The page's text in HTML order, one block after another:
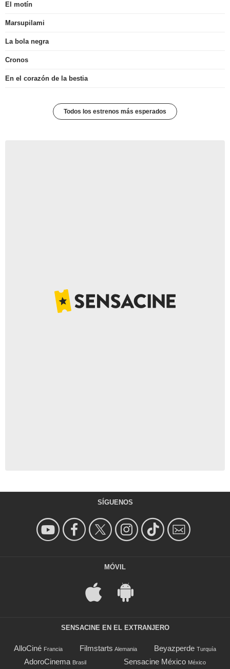
El motín
Marsupilami
La bola negra
Cronos
En el corazón de la bestia
Todos los estrenos más esperados
SÍGUENOS
MÓVIL
SENSACINE EN EL EXTRANJERO
AlloCiné Francia Filmstarts Alemania Beyazperde Turquía
AdoroCinema Brasil Sensacine México México